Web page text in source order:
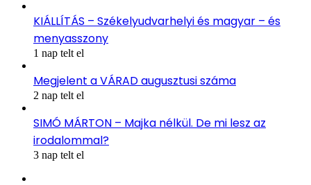
KIÁLLÍTÁS – Székelyudvarhelyi és magyar – és
menyasszony
1 nap telt el
Megjelent a VÁRAD augusztusi száma
2 nap telt el
SIMÓ MÁRTON – Majka nélkül. De mi lesz az
irodalommal?
3 nap telt el